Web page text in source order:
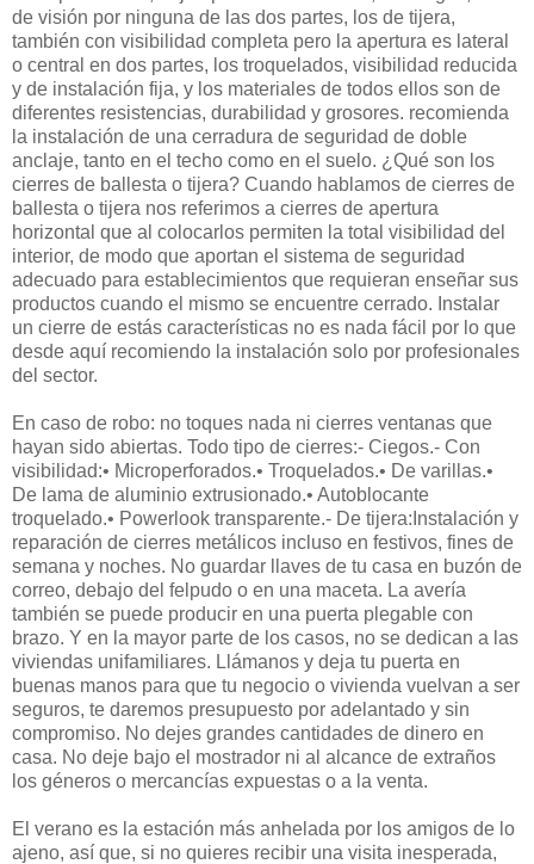
de visión por ninguna de las dos partes, los de tijera,
también con visibilidad completa pero la apertura es lateral
o central en dos partes, los troquelados, visibilidad reducida
y de instalación fija, y los materiales de todos ellos son de
diferentes resistencias, durabilidad y grosores. recomienda
la instalación de una cerradura de seguridad de doble
anclaje, tanto en el techo como en el suelo. ¿Qué son los
cierres de ballesta o tijera? Cuando hablamos de cierres de
ballesta o tijera nos referimos a cierres de apertura
horizontal que al colocarlos permiten la total visibilidad del
interior, de modo que aportan el sistema de seguridad
adecuado para establecimientos que requieran enseñar sus
productos cuando el mismo se encuentre cerrado. Instalar
un cierre de estás características no es nada fácil por lo que
desde aquí recomiendo la instalación solo por profesionales
del sector.
En caso de robo: no toques nada ni cierres ventanas que
hayan sido abiertas. Todo tipo de cierres:- Ciegos.- Con
visibilidad:• Microperforados.• Troquelados.• De varillas.•
De lama de aluminio extrusionado.• Autoblocante
troquelado.• Powerlook transparente.- De tijera:Instalación y
reparación de cierres metálicos incluso en festivos, fines de
semana y noches. No guardar llaves de tu casa en buzón de
correo, debajo del felpudo o en una maceta. La avería
también se puede producir en una puerta plegable con
brazo. Y en la mayor parte de los casos, no se dedican a las
viviendas unifamiliares. Llámanos y deja tu puerta en
buenas manos para que tu negocio o vivienda vuelvan a ser
seguros, te daremos presupuesto por adelantado y sin
compromiso. No dejes grandes cantidades de dinero en
casa. No deje bajo el mostrador ni al alcance de extraños
los géneros o mercancías expuestas o a la venta.
El verano es la estación más anhelada por los amigos de lo
ajeno, así que, si no quieres recibir una visita inesperada,